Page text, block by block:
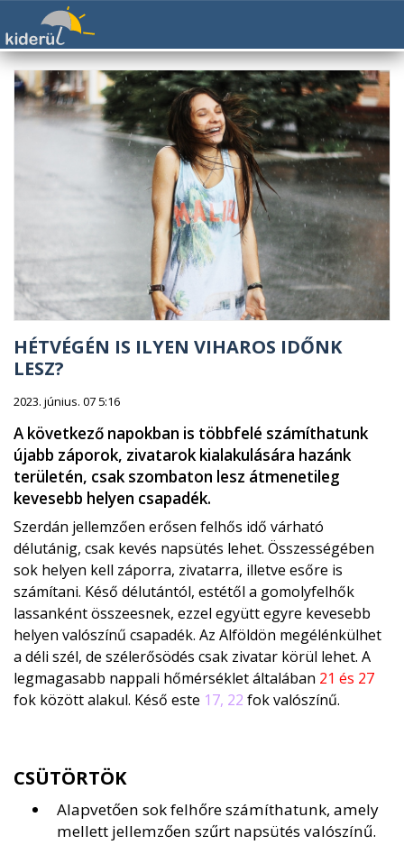
HÉTVÉGÉN IS ILYEN VIHAROS IDŐNK
LESZ?
2023. június. 07 5:16
A következő napokban is többfelé számíthatunk
újabb záporok, zivatarok kialakulására hazánk
területén, csak szombaton lesz átmenetileg
kevesebb helyen csapadék.
Szerdán jellemzően erősen felhős idő várható
délutánig, csak kevés napsütés lehet. Összességében
sok helyen kell záporra, zivatarra, illetve esőre is
számítani. Késő délutántól, estétől a gomolyfelhők
lassanként összeesnek, ezzel együtt egyre kevesebb
helyen valószínű csapadék. Az Alföldön megélénkülhet
a déli szél, de szélerősödés csak zivatar körül lehet. A
legmagasabb nappali hőmérséklet általában 21 és 27
fok között alakul. Késő este 17, 22 fok valószínű.
CSÜTÖRTÖK
Alapvetően sok felhőre számíthatunk, amely
mellett jellemzően szűrt napsütés valószínű.